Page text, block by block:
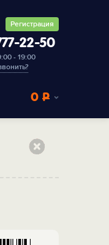
Регистрация
22-50
- 19:00
0 Р